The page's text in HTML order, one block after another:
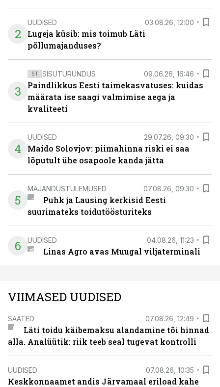
2
UUDISED 03.08.26, 12:00
Lugeja küsib: mis toimub Läti
põllumajanduses?
3
ST SISUTURUNDUS 09.06.26, 16:46
Paindlikkus Eesti taimekasvatuses: kuidas
määrata ise saagi valmimise aega ja
kvaliteeti
4
UUDISED 29.07.26, 09:30
Maido Solovjov: piimahinna riski ei saa
lõputult ühe osapoole kanda jätta
5
MAJANDUSTULEMUSED 07.08.26, 09:30
Puhk ja Lausing kerkisid Eesti
suurimateks toidutöösturiteks
6 UUDISED 04.08.26, 11:23
Linas Agro avas Muugal viljaterminali
VIIMASED UUDISED
SAATED 07.08.26, 12:49
Läti toidu käibemaksu alandamine tõi hinnad
alla. Analüütik: riik teeb seal tugevat kontrolli
UUDISED 07.08.26, 10:35
Keskkonnaamet andis Järvamaal eriload kahe